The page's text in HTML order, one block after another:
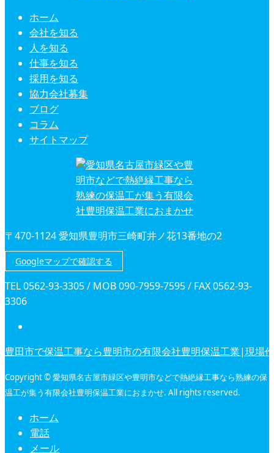
ホーム
会社を知る
人を知る
仕事を知る
採用を知る
協力会社募集
ブログ
コラム
サイトマップ
〒470-1124 愛知県豊明市三崎町井ノ花13番地の2
Googleマップで確認する
TEL 0562-93-3305 / MOB 090-7959-7595 / FAX 0562-93-
3306
豊田市で保温工事なら豊明市の有限会社豊明保温工業|現場
Copyright © 愛知県名古屋市緑区や豊明市などで熱絶縁工事なら熟練の保
温工が集う有限会社豊明保温工業におまかせ. All rights reserved.
ホーム
電話
メール